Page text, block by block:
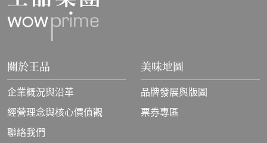
關於王品
企業概況與沿革
經營理念與核心價值觀
聯絡我們
美味地圖
品牌發展與版圖
票券專區